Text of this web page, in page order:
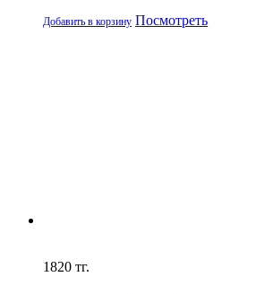
Добавить в корзину Посмотреть
1820 тг.